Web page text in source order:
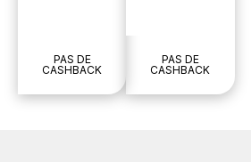
PAS DE
CASHBACK
PAS DE
CASHBACK